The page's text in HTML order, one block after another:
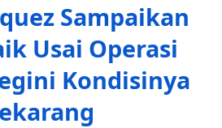
Sampaikan
Usai Operasi
Kondisinya